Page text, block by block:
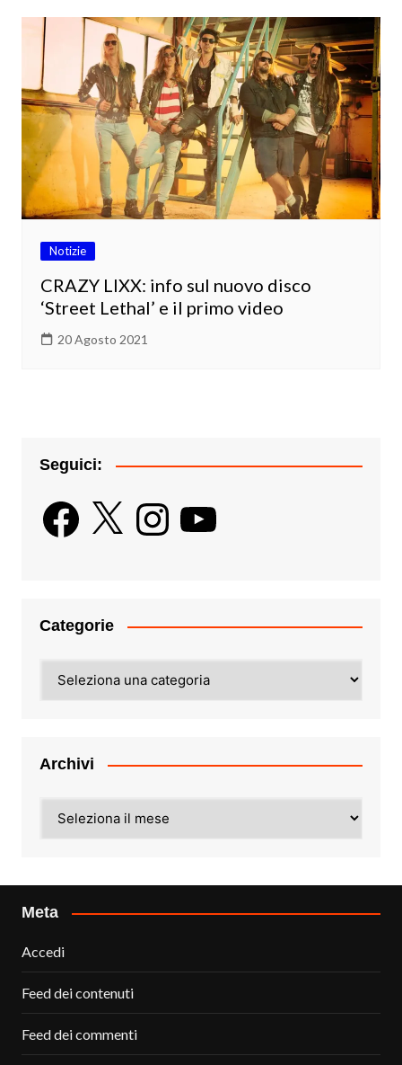
Notizie
CRAZY LIXX: info sul nuovo disco
‘Street Lethal’ e il primo video
20 Agosto 2021
Seguici:
Facebook
X InstagramYouTube
Categorie
Archivi
Meta
Accedi
Feed dei contenuti
Feed dei commenti